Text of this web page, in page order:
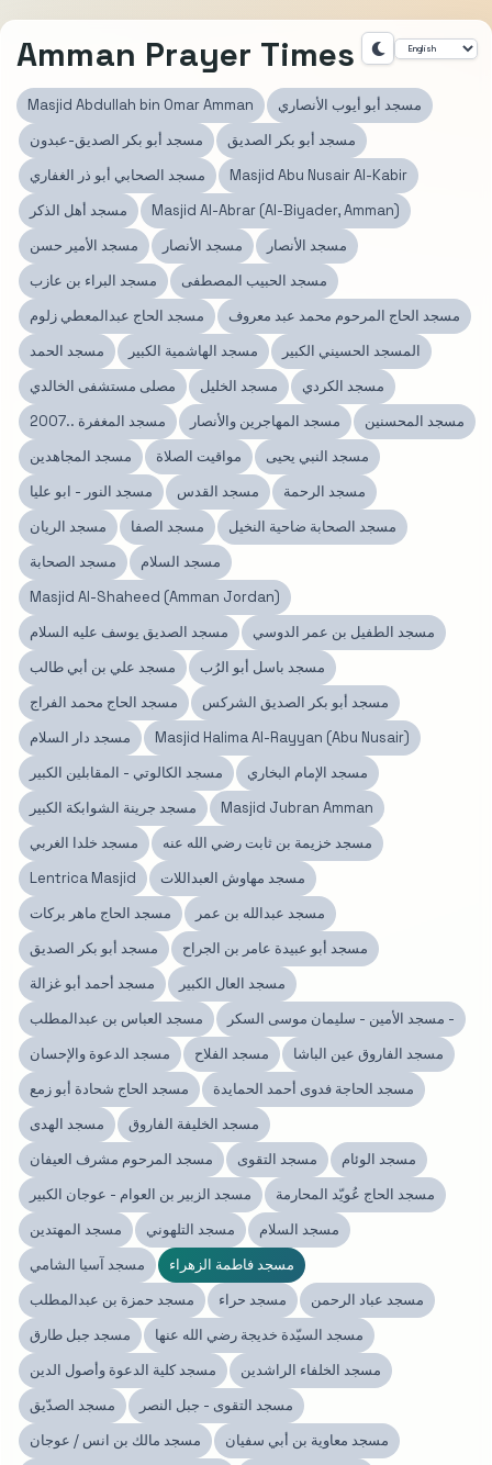
Amman Prayer Times
Masjid Abdullah bin Omar Amman
مسجد أبو أيوب الأنصاري
مسجد أبو بكر الصديق-عبدون
مسجد أبو بكر الصديق
مسجد الصحابي أبو ذر الغفاري
Masjid Abu Nusair Al-Kabir
مسجد أهل الذكر
Masjid Al-Abrar (Al-Biyader, Amman)
مسجد الأمير حسن
مسجد الأنصار
مسجد الأنصار
مسجد البراء بن عازب
مسجد الحبيب المصطفى
مسجد الحاج عبدالمعطي زلوم
مسجد الحاج المرحوم محمد عبد معروف
مسجد الحمد
مسجد الهاشمية الكبير
المسجد الحسيني الكبير
مصلى مستشفى الخالدي
مسجد الخليل
مسجد الكردي
مسجد المغفرة ..2007
مسجد المهاجرين والأنصار
مسجد المحسنين
مسجد المجاهدين
مواقيت الصلاة
مسجد النبي يحيى
مسجد النور - ابو عليا
مسجد القدس
مسجد الرحمة
مسجد الريان
مسجد الصفا
مسجد الصحابة ضاحية النخيل
مسجد الصحابة
مسجد السلام
Masjid Al-Shaheed (Amman Jordan)
مسجد الصديق يوسف عليه السلام
مسجد الطفيل بن عمر الدوسي
مسجد علي بن أبي طالب
مسجد باسل أبو الرُب
مسجد الحاج محمد الفراج
مسجد أبو بكر الصديق الشركس
مسجد دار السلام
Masjid Halima Al-Rayyan (Abu Nusair)
مسجد الكالوتي - المقابلين الكبير
مسجد الإمام البخاري
مسجد جرينة الشوابكة الكبير
Masjid Jubran Amman
مسجد خلدا الغربي
مسجد خزيمة بن ثابت رضي الله عنه
Lentrica Masjid
مسجد مهاوش العبداللات
مسجد الحاج ماهر بركات
مسجد عبدالله بن عمر
مسجد أبو بكر الصديق
مسجد أبو عبيدة عامر بن الجراح
مسجد أحمد أبو غزالة
مسجد العال الكبير
مسجد العباس بن عبدالمطلب
مسجد الأمين - سليمان موسى السكر -
مسجد الدعوة والإحسان
مسجد الفلاح
مسجد الفاروق عين الباشا
مسجد الحاج شحادة أبو زمع
مسجد الحاجة فدوى أحمد الحمايدة
مسجد الهدى
مسجد الخليفة الفاروق
مسجد المرحوم مشرف العيفان
مسجد التقوى
مسجد الوئام
مسجد الزبير بن العوام - عوجان الكبير
مسجد الحاج عُويّد المحارمة
مسجد المهتدين
مسجد التلهوني
مسجد السلام
مسجد آسيا الشامي
مسجد فاطمة الزهراء
مسجد حمزة بن عبدالمطلب
مسجد حراء
مسجد عباد الرحمن
مسجد جبل طارق
مسجد السيّدة خديجة رضي الله عنها
مسجد كلية الدعوة وأصول الدين
مسجد الخلفاء الراشدين
مسجد الصدّيق
مسجد التقوى - جبل النصر
مسجد مالك بن انس / عوجان
مسجد معاوية بن أبي سفيان